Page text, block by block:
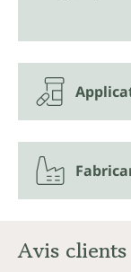
Avis clients